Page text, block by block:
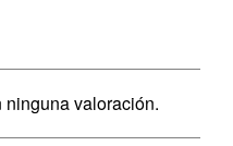
ninguna valoración.